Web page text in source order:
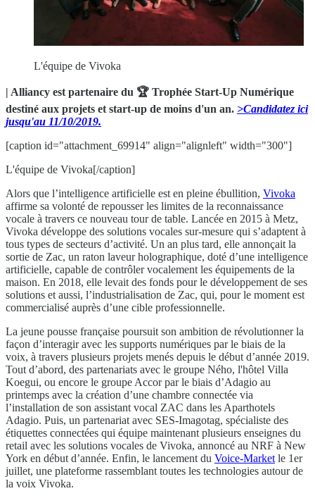
L'équipe de Vivoka
| Alliancy est partenaire du 🏆 Trophée Start-Up Numérique
destiné aux projets et start-up de moins d'un an. >Candidatez ici
jusqu'au 11/10/2019.
[caption id="attachment_69914" align="alignleft" width="300"]
L'équipe de Vivoka[/caption]
Alors que l’intelligence artificielle est en pleine ébullition, Vivoka
affirme sa volonté de repousser les limites de la reconnaissance
vocale à travers ce nouveau tour de table. Lancée en 2015 à Metz,
Vivoka développe des solutions vocales sur-mesure qui s’adaptent à
tous types de secteurs d’activité. Un an plus tard, elle annonçait la
sortie de Zac, un raton laveur holographique, doté d’une intelligence
artificielle, capable de contrôler vocalement les équipements de la
maison. En 2018, elle levait des fonds pour le développement de ses
solutions et aussi, l’industrialisation de Zac, qui, pour le moment est
commercialisé auprès d’une cible professionnelle.
La jeune pousse française poursuit son ambition de révolutionner la
façon d’interagir avec les supports numériques par le biais de la
voix, à travers plusieurs projets menés depuis le début d’année 2019.
Tout d’abord, des partenariats avec le groupe Ného, l'hôtel Villa
Koegui, ou encore le groupe Accor par le biais d’Adagio au
printemps avec la création d’une chambre connectée via
l’installation de son assistant vocal ZAC dans les Aparthotels
Adagio. Puis, un partenariat avec SES-Imagotag, spécialiste des
étiquettes connectées qui équipe maintenant plusieurs enseignes du
retail avec les solutions vocales de Vivoka, annoncé au NRF à New
York en début d’année. Enfin, le lancement du Voice-Market le 1er
juillet, une plateforme rassemblant toutes les technologies autour de
la voix Vivoka.